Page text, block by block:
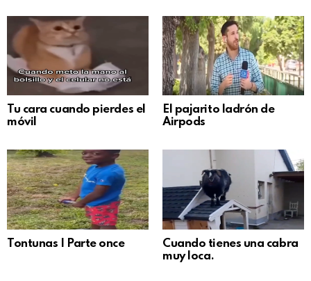
Tu cara cuando pierdes el
móvil
El pajarito ladrón de
Airpods
Tontunas | Parte once
Cuando tienes una cabra
muy loca.